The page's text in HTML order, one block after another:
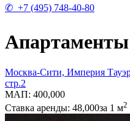
✆ +7 (495) 748-40-80
Апартаменты
Москва-Сити, Империя
стр.2
МАП: 400,000
Ставка аренды: 48,000за 1 м2